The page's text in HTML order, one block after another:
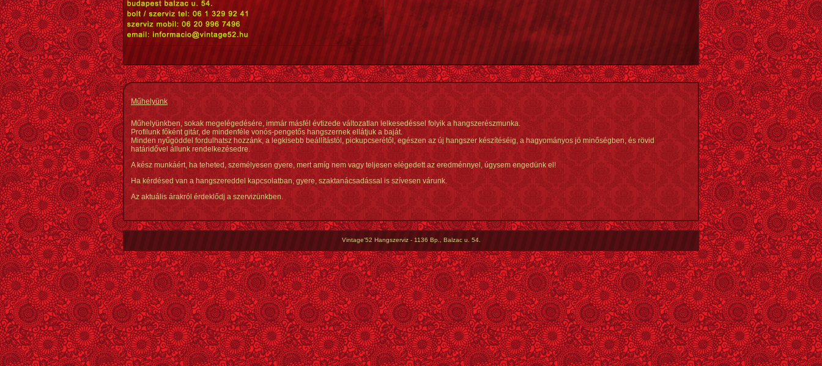
Műhelyünk
Műhelyünkben, sokak megelégedésére, immár másfél évtizede változatlan lelkesedéssel folyik a hangszerészmunka.
Profilunk főként gitár, de mindenféle vonós-pengetős hangszernek ellátjuk a baját.
Minden nyűgöddel fordulhatsz hozzánk, a legkisebb beállítástól, pickupcserétől, egészen az új hangszer készítéséig, a hagyományos jó minőségben, és rövid
határidővel állunk rendelkezésedre.
A kész munkáért, ha teheted, személyesen gyere, mert amíg nem vagy teljesen elégedett az eredménnyel, úgysem engedünk el!
Ha kérdésed van a hangszereddel kapcsolatban, gyere, szaktanácsadással is szívesen várunk.
Az aktuális árakról érdeklődj a szervizünkben.
Vintage'52 Hangszerviz - 1136 Bp., Balzac u. 54.